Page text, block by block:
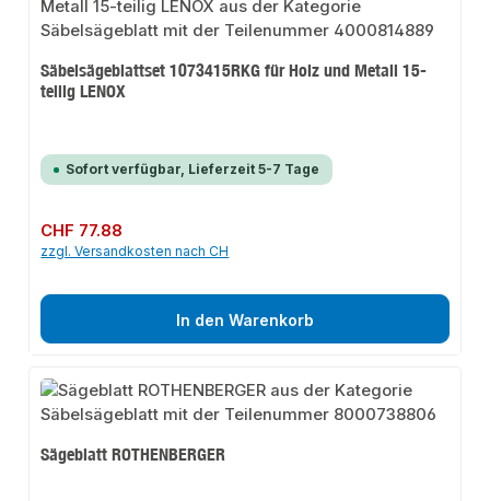
Säbelsägeblattset 1073415RKG für Holz und Metall 15-
teilig LENOX
Sofort verfügbar, Lieferzeit 5-7 Tage
Regulärer Preis:
CHF 77.88
zzgl. Versandkosten nach CH
In den Warenkorb
Sägeblatt ROTHENBERGER